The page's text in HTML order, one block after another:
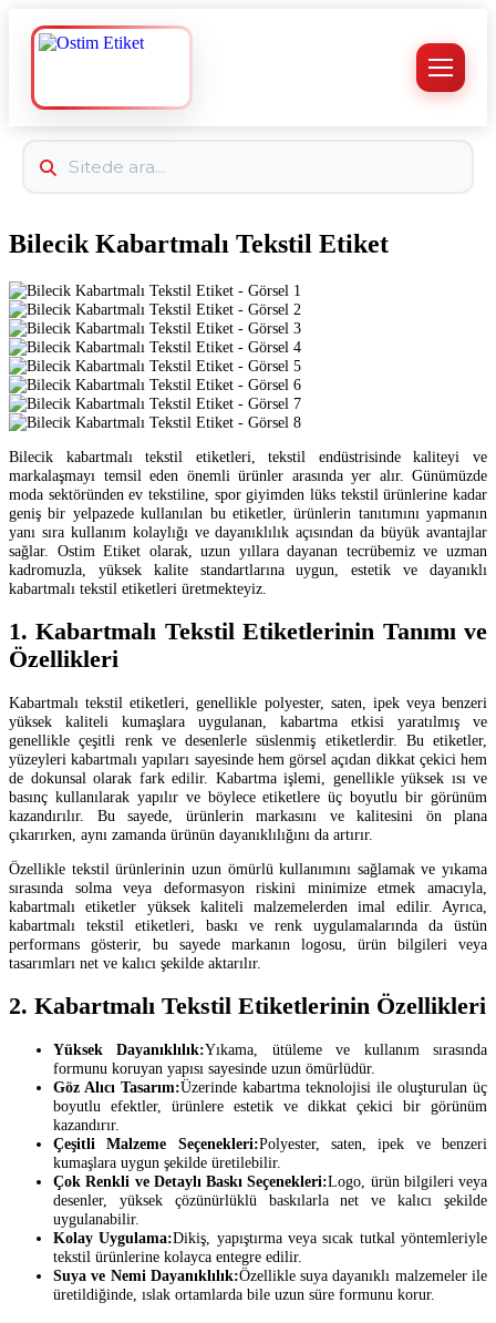
Bilecik Kabartmalı Tekstil Etiket
Bilecik kabartmalı tekstil etiketleri, tekstil endüstrisinde kaliteyi ve
markalaşmayı temsil eden önemli ürünler arasında yer alır. Günümüzde
moda sektöründen ev tekstiline, spor giyimden lüks tekstil ürünlerine kadar
geniş bir yelpazede kullanılan bu etiketler, ürünlerin tanıtımını yapmanın
yanı sıra kullanım kolaylığı ve dayanıklılık açısından da büyük avantajlar
sağlar. Ostim Etiket olarak, uzun yıllara dayanan tecrübemiz ve uzman
kadromuzla, yüksek kalite standartlarına uygun, estetik ve dayanıklı
kabartmalı tekstil etiketleri üretmekteyiz.
1. Kabartmalı Tekstil Etiketlerinin Tanımı ve
Özellikleri
Kabartmalı tekstil etiketleri, genellikle polyester, saten, ipek veya benzeri
yüksek kaliteli kumaşlara uygulanan, kabartma etkisi yaratılmış ve
genellikle çeşitli renk ve desenlerle süslenmiş etiketlerdir. Bu etiketler,
yüzeyleri kabartmalı yapıları sayesinde hem görsel açıdan dikkat çekici hem
de dokunsal olarak fark edilir. Kabartma işlemi, genellikle yüksek ısı ve
basınç kullanılarak yapılır ve böylece etiketlere üç boyutlu bir görünüm
kazandırılır. Bu sayede, ürünlerin markasını ve kalitesini ön plana
çıkarırken, aynı zamanda ürünün dayanıklılığını da artırır.
Özellikle tekstil ürünlerinin uzun ömürlü kullanımını sağlamak ve yıkama
sırasında solma veya deformasyon riskini minimize etmek amacıyla,
kabartmalı etiketler yüksek kaliteli malzemelerden imal edilir. Ayrıca,
kabartmalı tekstil etiketleri, baskı ve renk uygulamalarında da üstün
performans gösterir, bu sayede markanın logosu, ürün bilgileri veya
tasarımları net ve kalıcı şekilde aktarılır.
2. Kabartmalı Tekstil Etiketlerinin Özellikleri
Yüksek Dayanıklılık:Yıkama, ütüleme ve kullanım sırasında
formunu koruyan yapısı sayesinde uzun ömürlüdür.
Göz Alıcı Tasarım:Üzerinde kabartma teknolojisi ile oluşturulan üç
boyutlu efektler, ürünlere estetik ve dikkat çekici bir görünüm
kazandırır.
Çeşitli Malzeme Seçenekleri:Polyester, saten, ipek ve benzeri
kumaşlara uygun şekilde üretilebilir.
Çok Renkli ve Detaylı Baskı Seçenekleri:Logo, ürün bilgileri veya
desenler, yüksek çözünürlüklü baskılarla net ve kalıcı şekilde
uygulanabilir.
Kolay Uygulama:Dikiş, yapıştırma veya sıcak tutkal yöntemleriyle
tekstil ürünlerine kolayca entegre edilir.
Suya ve Nemi Dayanıklılık:Özellikle suya dayanıklı malzemeler ile
üretildiğinde, ıslak ortamlarda bile uzun süre formunu korur.